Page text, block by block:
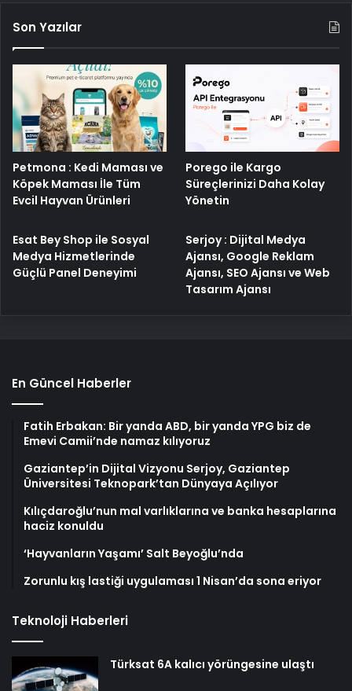
Son Yazılar
Petmona : Kedi Maması ve
Köpek Maması İle Tüm
Evcil Hayvan Ürünleri
Porego ile Kargo
Süreçlerinizi Daha Kolay
Yönetin
Esat Bey Shop ile Sosyal
Medya Hizmetlerinde
Güçlü Panel Deneyimi
Serjoy : Dijital Medya
Ajansı, Google Reklam
Ajansı, SEO Ajansı ve Web
Tasarım Ajansı
En Güncel Haberler
Fatih Erbakan: Bir yanda ABD, bir yanda YPG biz de
Emevi Camii’nde namaz kılıyoruz
Gaziantep’in Dijital Vizyonu Serjoy, Gaziantep
Üniversitesi Teknopark’tan Dünyaya Açılıyor
Kılıçdaroğlu’nun mal varlıklarına ve banka hesaplarına
haciz konuldu
‘Hayvanların Yaşamı’ Salt Beyoğlu’nda
Zorunlu kış lastiği uygulaması 1 Nisan’da sona eriyor
Teknoloji Haberleri
Türksat 6A kalıcı yörüngesine ulaştı